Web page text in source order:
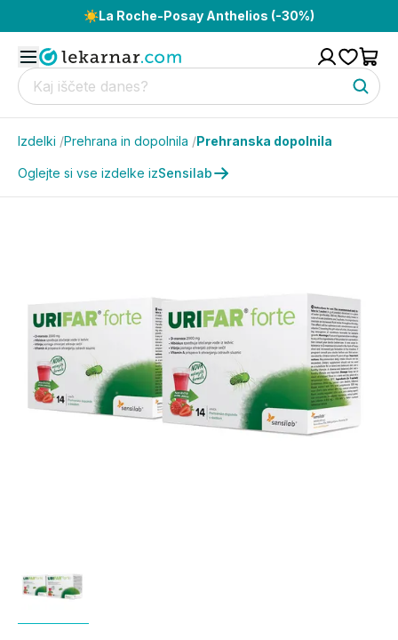
☀️La Roche-Posay Anthelios (-30%)
Izdelki /Prehrana in dopolnila /Prehranska dopolnila
Oglejte si vse izdelke izSensilab